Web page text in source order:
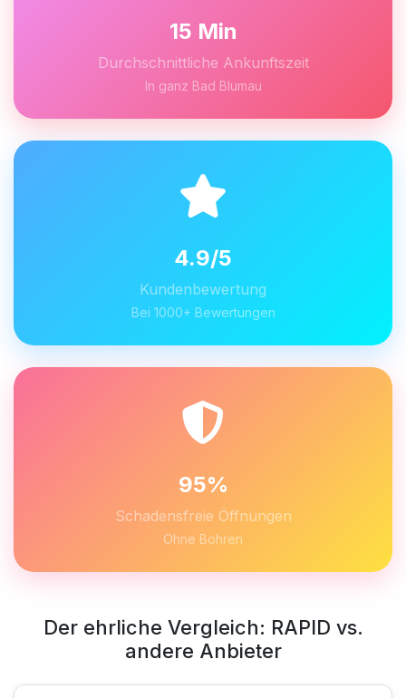
15 Min
Durchschnittliche Ankunftszeit
In ganz Bad Blumau
4.9/5
Kundenbewertung
Bei 1000+ Bewertungen
95%
Schadensfreie Öffnungen
Ohne Bohren
Der ehrliche Vergleich: RAPID vs.
andere Anbieter